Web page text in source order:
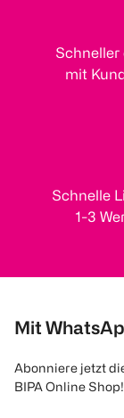
Schneller
mit
Schnelle
1-3
Mit
Abonniere jetzt
BIPA Online Shop!